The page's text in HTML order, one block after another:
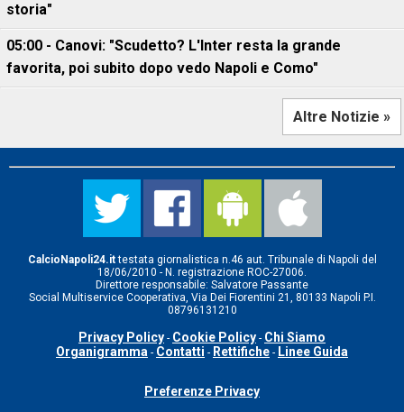
storia"
05:00 - Canovi: "Scudetto? L'Inter resta la grande
favorita, poi subito dopo vedo Napoli e Como"
Altre Notizie »
CalcioNapoli24.ittestata giornalistica n.46 aut. Tribunale di Napoli del
18/06/2010 - N. registrazione ROC-27006.
Direttore responsabile: Salvatore Passante
Social Multiservice Cooperativa, Via Dei Fiorentini 21, 80133 Napoli P.I.
08796131210
Privacy Policy - Cookie Policy - Chi Siamo
Organigramma - Contatti - Rettifiche - Linee Guida
Preferenze Privacy